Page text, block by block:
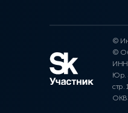
©
©
ИНН
Юр.
стр.